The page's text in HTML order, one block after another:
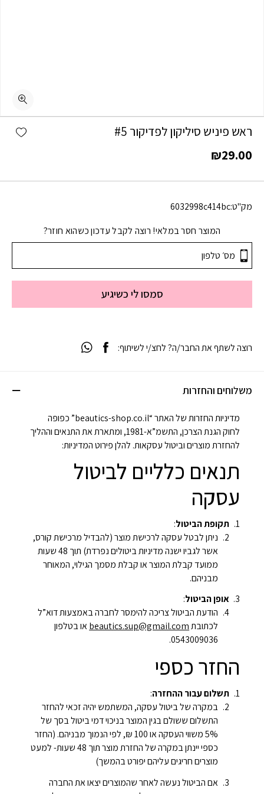
ראש פיניש סיליקון לפדיקור #5
₪29.00
מק"ט:6032998c414bc
המוצר חסר במלאי! רוצה לקבל עדכון כשהוא חוזר?
סמסו לי כשיגיע
משלוחים והחזרות
מדיניות החזרות של האתר “beautics-shop.co.il” כפופה
לחוק הגנת הצרכן, התשמ”א-1981, ומתארת את התנאים וההליך
להחזרת מוצרים וביטול עסקאות. להלן פירוט המדיניות:
תנאים כלליים לביטול
עסקה
תקופת הביטול:
ניתן לבטל עסקה לרכישת מוצר (להבדיל מרכישת קורס,
אשר לגביו ישנה מדיניות ביטולים נפרדת) תוך 48 שעות
ממועד קבלת המוצר או קבלת מסמך הגילוי, המאוחר
מבניהם.
אופן הביטול:
הודעת הביטול צריכה להימסר לחברה באמצעות דוא”ל
לכתובתbeautics.sup@gmail.comאו בטלפון
0543009036.
החזר כספי
תשלום עבור ההחזרה:
במקרה של ביטול עסקה, המשתמש יהיה זכאי להחזר
התשלום ששולם בגין המוצר בניכוי דמי ביטול בסך של
5% משווי העסקה או 100 ₪, לפי הנמוך מבניהם. (החזר
כספי יינתן במקרה של החזרת מוצר תוך 48 שעות- למעט
מוצרים חריגים עליהם יפורט בהמשך)
אם הביטול נעשה לאחר שהמוצרים יצאו את החברה
רוצה לשתף את החבר/ה? לחצ/י לשיתוף: